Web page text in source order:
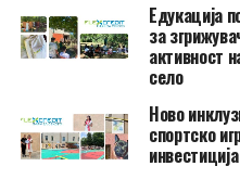
Едукација
за
активност
село
Ново
спортско